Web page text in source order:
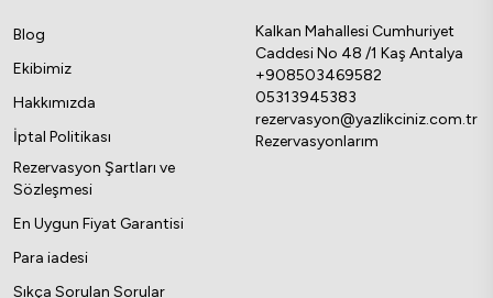
Blog
Ekibimiz
Hakkımızda
İptal Politikası
Rezervasyon Şartları ve
Sözleşmesi
En Uygun Fiyat Garantisi
Para iadesi
Sıkça Sorulan Sorular
Kalkan Mahallesi Cumhuriyet
Caddesi No 48 /1 Kaş Antalya
+908503469582
05313945383
rezervasyon@yazlikciniz.com.tr
Rezervasyonlarım